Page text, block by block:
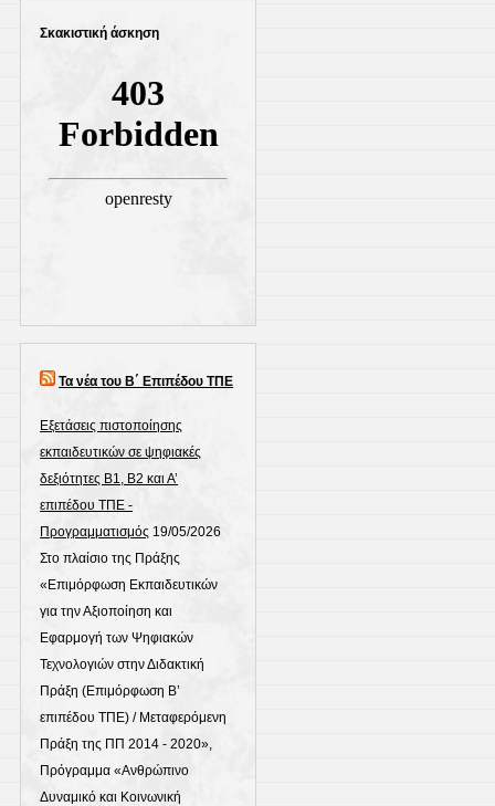
Σκακιστική άσκηση
Τα νέα του Β΄ Επιπέδου ΤΠΕ
Εξετάσεις πιστοποίησης
εκπαιδευτικών σε ψηφιακές
δεξιότητες Β1, Β2 και Α’
επιπέδου ΤΠΕ -
Προγραμματισμός 19/05/2026
Στο πλαίσιο της Πράξης
«Επιμόρφωση Εκπαιδευτικών
για την Αξιοποίηση και
Εφαρμογή των Ψηφιακών
Τεχνολογιών στην Διδακτική
Πράξη (Επιμόρφωση Β’
επιπέδου ΤΠΕ) / Μεταφερόμενη
Πράξη της ΠΠ 2014 - 2020»,
Πρόγραμμα «Ανθρώπινο
Δυναμικό και Κοινωνική